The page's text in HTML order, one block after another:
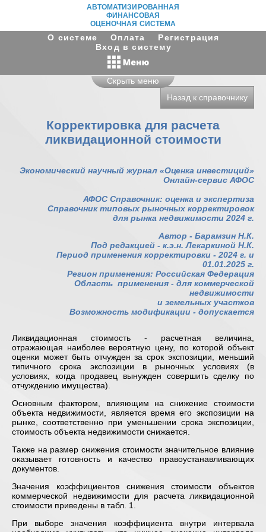
АВТОМАТИЗИРОВАННАЯ
ФИНАНСОВАЯ
ОЦЕНОЧНАЯ СИСТЕМА
О системе Оплата
Регистрация
Вход в систему
Скрыть меню
Назад к справочнику
Корректировка для расчета
ликвидационной стоимости
Экономический научный журнал «Оценка инвестиций»
Онлайн-сервис АФОС
АФОС Справочник: оценка и экспертиза
Справочник типовых рыночных корректировок
для рынка недвижимости 2024 г.
Автор - Барамзин Н.К.
Под редакцией - к.э.н. Лекаркиной Н.К.
Период применения корректировки - 2024 г. и
01.01.2025 г.
Регион применения: Российская Федерация
Область применения - для коммерческой
недвижимости
и земельных участков
Возможность модификации - допускается
Ликвидационная стоимость - расчетная величина,
отражающая наиболее вероятную цену, по которой объект
оценки может быть отчужден за срок экспозиции, меньший
типичного срока экспозиции в рыночных условиях (в
условиях, когда продавец вынужден совершить сделку по
отчуждению имущества).
Основным фактором, влияющим на снижение стоимости
объекта недвижимости, является время его экспозиции на
рынке, соответственно при уменьшении срока экспозиции,
стоимость объекта недвижимости снижается.
Также на размер снижения стоимости значительное влияние
оказывает готовность и качество правоустанавливающих
документов.
Значения коэффициентов снижения стоимости объектов
коммерческой недвижимости для расчета ликвидационной
стоимости приведены в табл. 1.
При выборе значения коэффициента внутри интервала